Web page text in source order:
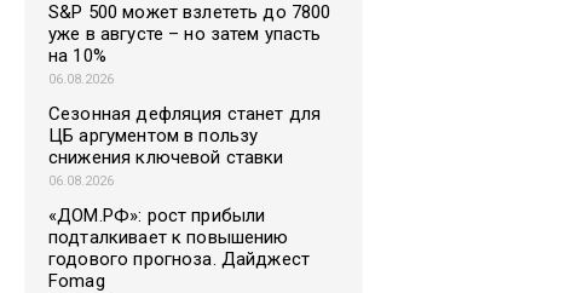
S&P 500 может взлететь до 7800
уже в августе – но затем упасть
на 10%
06.08.2026
Сезонная дефляция станет для
ЦБ аргументом в пользу
снижения ключевой ставки
06.08.2026
«ДОМ.РФ»: рост прибыли
подталкивает к повышению
годового прогноза. Дайджест
Fomag